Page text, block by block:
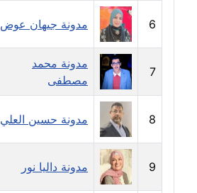
عاملة
مدونة سامح رشاد
عاملة
مدونة سامح طلعت
مدونة سامح فرج
عاملة
6 مدونة جيهان عوض
7
مدونة محمد
مصطفى
8 مدونة حسين العلي
9 مدونة داليا نور